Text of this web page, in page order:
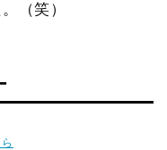
（笑）